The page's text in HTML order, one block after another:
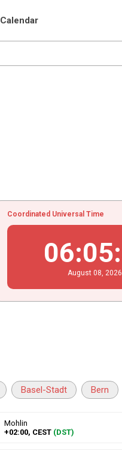
Calendar
Coordinated Universal Time
06:05:
August 08 , 2026
Basel-Stadt Bern
Mohlin
+02:00, CEST (DST)